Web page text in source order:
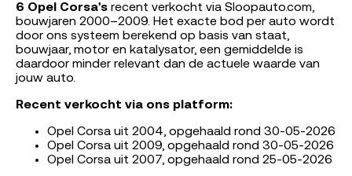
6 Opel Corsa's recent verkocht via Sloopauto.com,
bouwjaren 2000–2009. Het exacte bod per auto wordt
door ons systeem berekend op basis van staat,
bouwjaar, motor en katalysator, een gemiddelde is
daardoor minder relevant dan de actuele waarde van
jouw auto.
Recent verkocht via ons platform:
Opel Corsa uit 2004, opgehaald rond 30-05-2026
Opel Corsa uit 2009, opgehaald rond 30-05-2026
Opel Corsa uit 2007, opgehaald rond 25-05-2026